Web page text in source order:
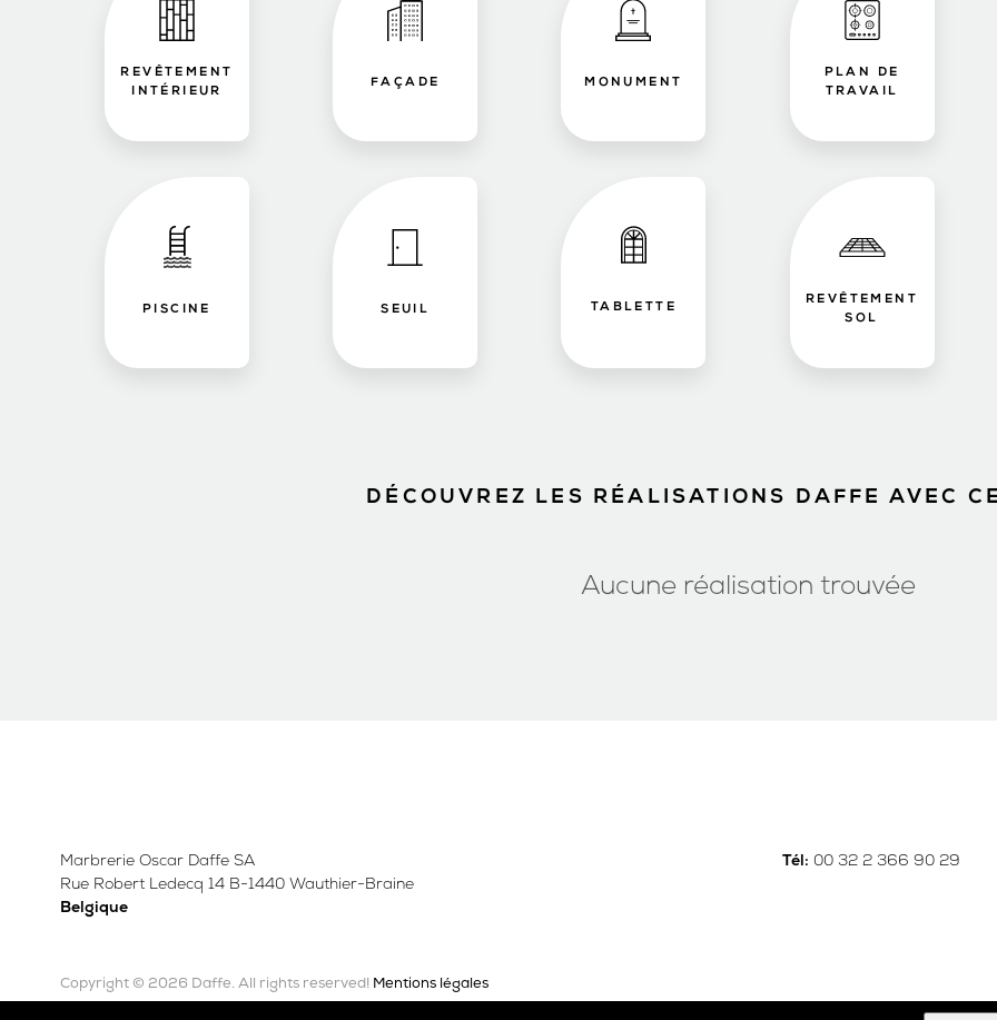
REVÊTEMENT
INTÉRIEUR
FAÇADE MONUMENT
PLAN DE
TRAVAIL
PISCINE SEUIL TABLETTE
REVÊTEMENT
SOL
DÉCOUVREZ LES RÉALISATIONS DAFFE AVEC
Aucune réalisation trouvée
Marbrerie Oscar Daffe SA
Rue Robert Ledecq 14 B-1440 Wauthier-Braine
Belgique
Tél: 00 32 2 366 90 29
Copyright © 2026 Daffe. All rights reserved! Mentions légales